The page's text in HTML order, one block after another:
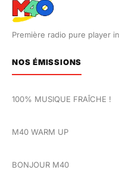
Première radio pure player
NOS ÉMISSIONS
100% MUSIQUE FRAÎCHE !
M40 WARM UP
BONJOUR M40